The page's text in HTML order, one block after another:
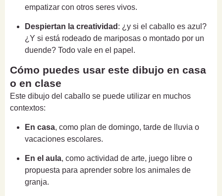
empatizar con otros seres vivos.
Despiertan la creatividad : ¿y si el caballo es azul?
¿Y si está rodeado de mariposas o montado por un
duende? Todo vale en el papel.
Cómo puedes usar este dibujo en casa
o en clase
Este dibujo del caballo se puede utilizar en muchos
contextos:
En casa, como plan de domingo, tarde de lluvia o
vacaciones escolares.
En el aula, como actividad de arte, juego libre o
propuesta para aprender sobre los animales de
granja.